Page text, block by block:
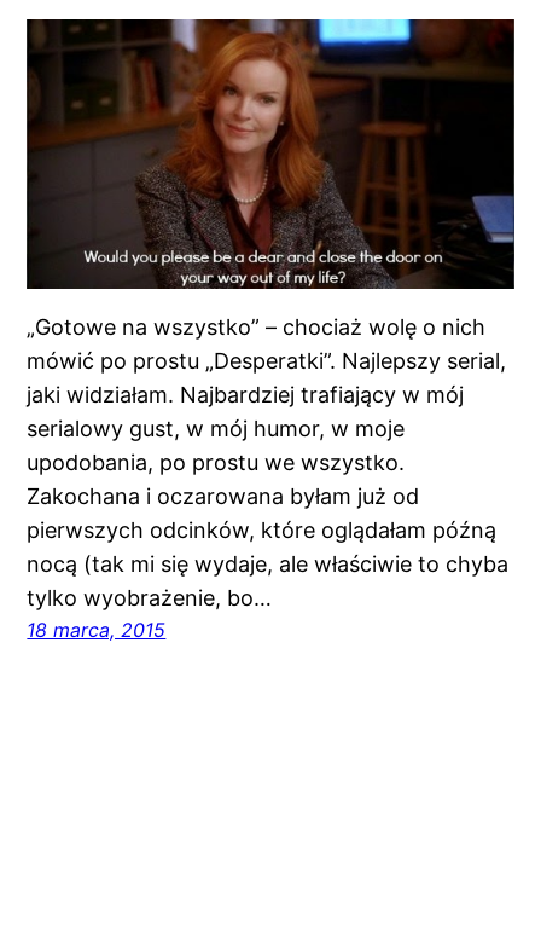
„Gotowe na wszystko” – chociaż wolę o nich
mówić po prostu „Desperatki”. Najlepszy serial,
jaki widziałam. Najbardziej trafiający w mój
serialowy gust, w mój humor, w moje
upodobania, po prostu we wszystko.
Zakochana i oczarowana byłam już od
pierwszych odcinków, które oglądałam późną
nocą (tak mi się wydaje, ale właściwie to chyba
tylko wyobrażenie, bo…
18 marca, 2015